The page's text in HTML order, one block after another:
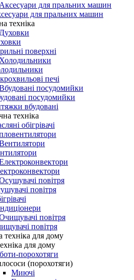
для пральних машин
техніка
поверхні
печі
посудомийки
вбудовані
техніка
обігрівачі
повітря
повітря
для дому
порохотяги
(порохотяги)
Миючі